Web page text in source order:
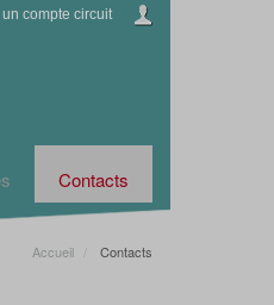
compte circuit
Contacts
Accueil Contacts